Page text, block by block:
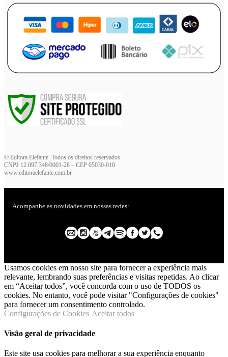
© Editora Elefante. Todos os direitos reservados.
CNPJ 12.097.348/0001-28 – CEP 05030-010
www.editoraelefante.com.br
Acompanhe as novidades em nossas redes:
Usamos cookies em nosso site para fornecer a experiência mais
relevante, lembrando suas preferências e visitas repetidas. Ao clicar
em “Aceitar todos”, você concorda com o uso de TODOS os
cookies. No entanto, você pode visitar "Configurações de cookies"
para fornecer um consentimento controlado.
Configurações de Cookies Aceitar todos
Visão geral de privacidade
Este site usa cookies para melhorar a sua experiência enquanto